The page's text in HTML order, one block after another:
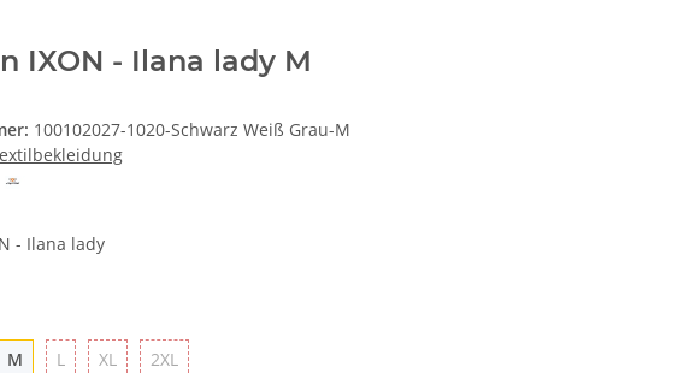
IXON - Ilana lady M
100102027-1020-Schwarz Weiß Grau-M
- Ilana lady
M L XL XL 2XL 2XL